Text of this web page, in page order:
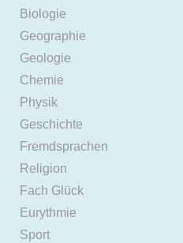
Biologie
Geographie
Geologie
Chemie
Physik
Geschichte
Fremdsprachen
Religion
Fach Glück
Eurythmie
Sport